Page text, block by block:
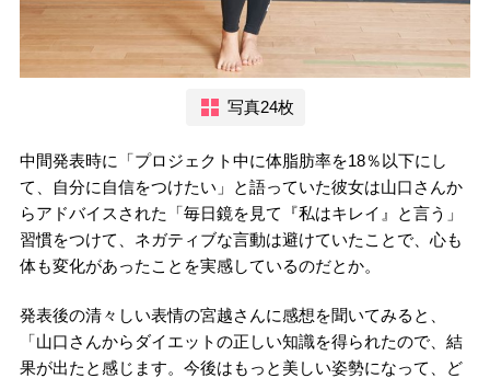
写真24枚
中間発表時に「プロジェクト中に体脂肪率を18％以下にし
て、自分に自信をつけたい」と語っていた彼女は山口さんか
らアドバイスされた「毎日鏡を見て『私はキレイ』と言う」
習慣をつけて、ネガティブな言動は避けていたことで、心も
体も変化があったことを実感しているのだとか。
発表後の清々しい表情の宮越さんに感想を聞いてみると、
「山口さんからダイエットの正しい知識を得られたので、結
果が出たと感じます。今後はもっと美しい姿勢になって、ど